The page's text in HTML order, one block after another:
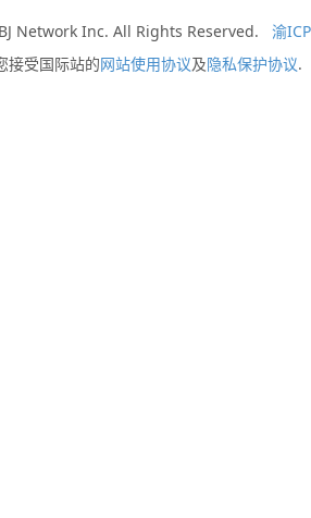
Network Inc. All Rights Reserved. 渝
接受国际站的网站使用协议及隐私保护协议.